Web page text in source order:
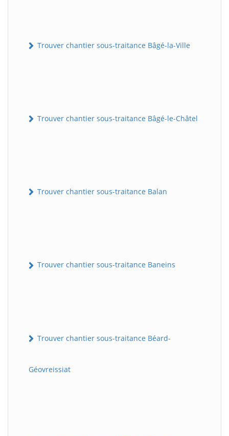
Trouver chantier sous-traitance Bâgé-la-Ville
Trouver chantier sous-traitance Bâgé-le-Châtel
Trouver chantier sous-traitance Balan
Trouver chantier sous-traitance Baneins
Trouver chantier sous-traitance Béard-
Géovreissiat